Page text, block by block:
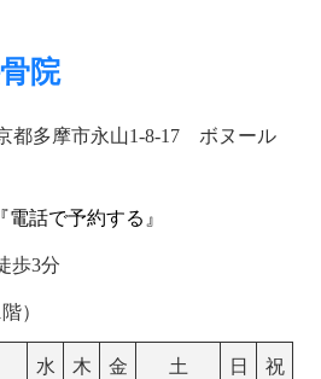
院
都多摩市永山1-8-17 ボヌール
電話で予約する』
歩3分
）
水 木 金 土 日 祝